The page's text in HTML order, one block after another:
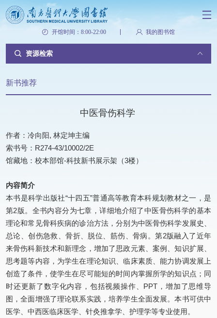
开馆时间：8:00-22:00 我的图书馆
资源检索
新书推荐
中医骨伤科学
作者：冷向阳, 林定坤主编
索书号：R274-43/10002/2E
馆藏地：校本部馆-科技新书展示架（3楼）
内容简介
本书是科学出版社“十四五”普通高等教育本科规划教材之一，是
第2版。全书内容分为七章，详细地介绍了中医骨伤科学的基本
理论和常见骨科疾病的诊治方法，分别为中医骨伤科学发展史、
总论、创伤急救、骨折、脱位、筋伤、骨病。第2版融入了近年
来骨伤科新技术和新理念，增加了思政元素、案例、知识扩展、
思考题等内容，为学生在理论知识、临床素质、能力协调发展上
创造了条件，使学生在尽可能短的时间内掌握所学的知识点；同
时还更新了数字化内容，包括视频操作、PPT，增加了思维导
图，全面增强了理论联系实践，培养学生全面发展。本书可供中
医学、中西医临床医学、针灸推拿学、护理学等专业使用。